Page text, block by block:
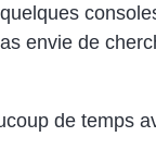
envie de
de temps